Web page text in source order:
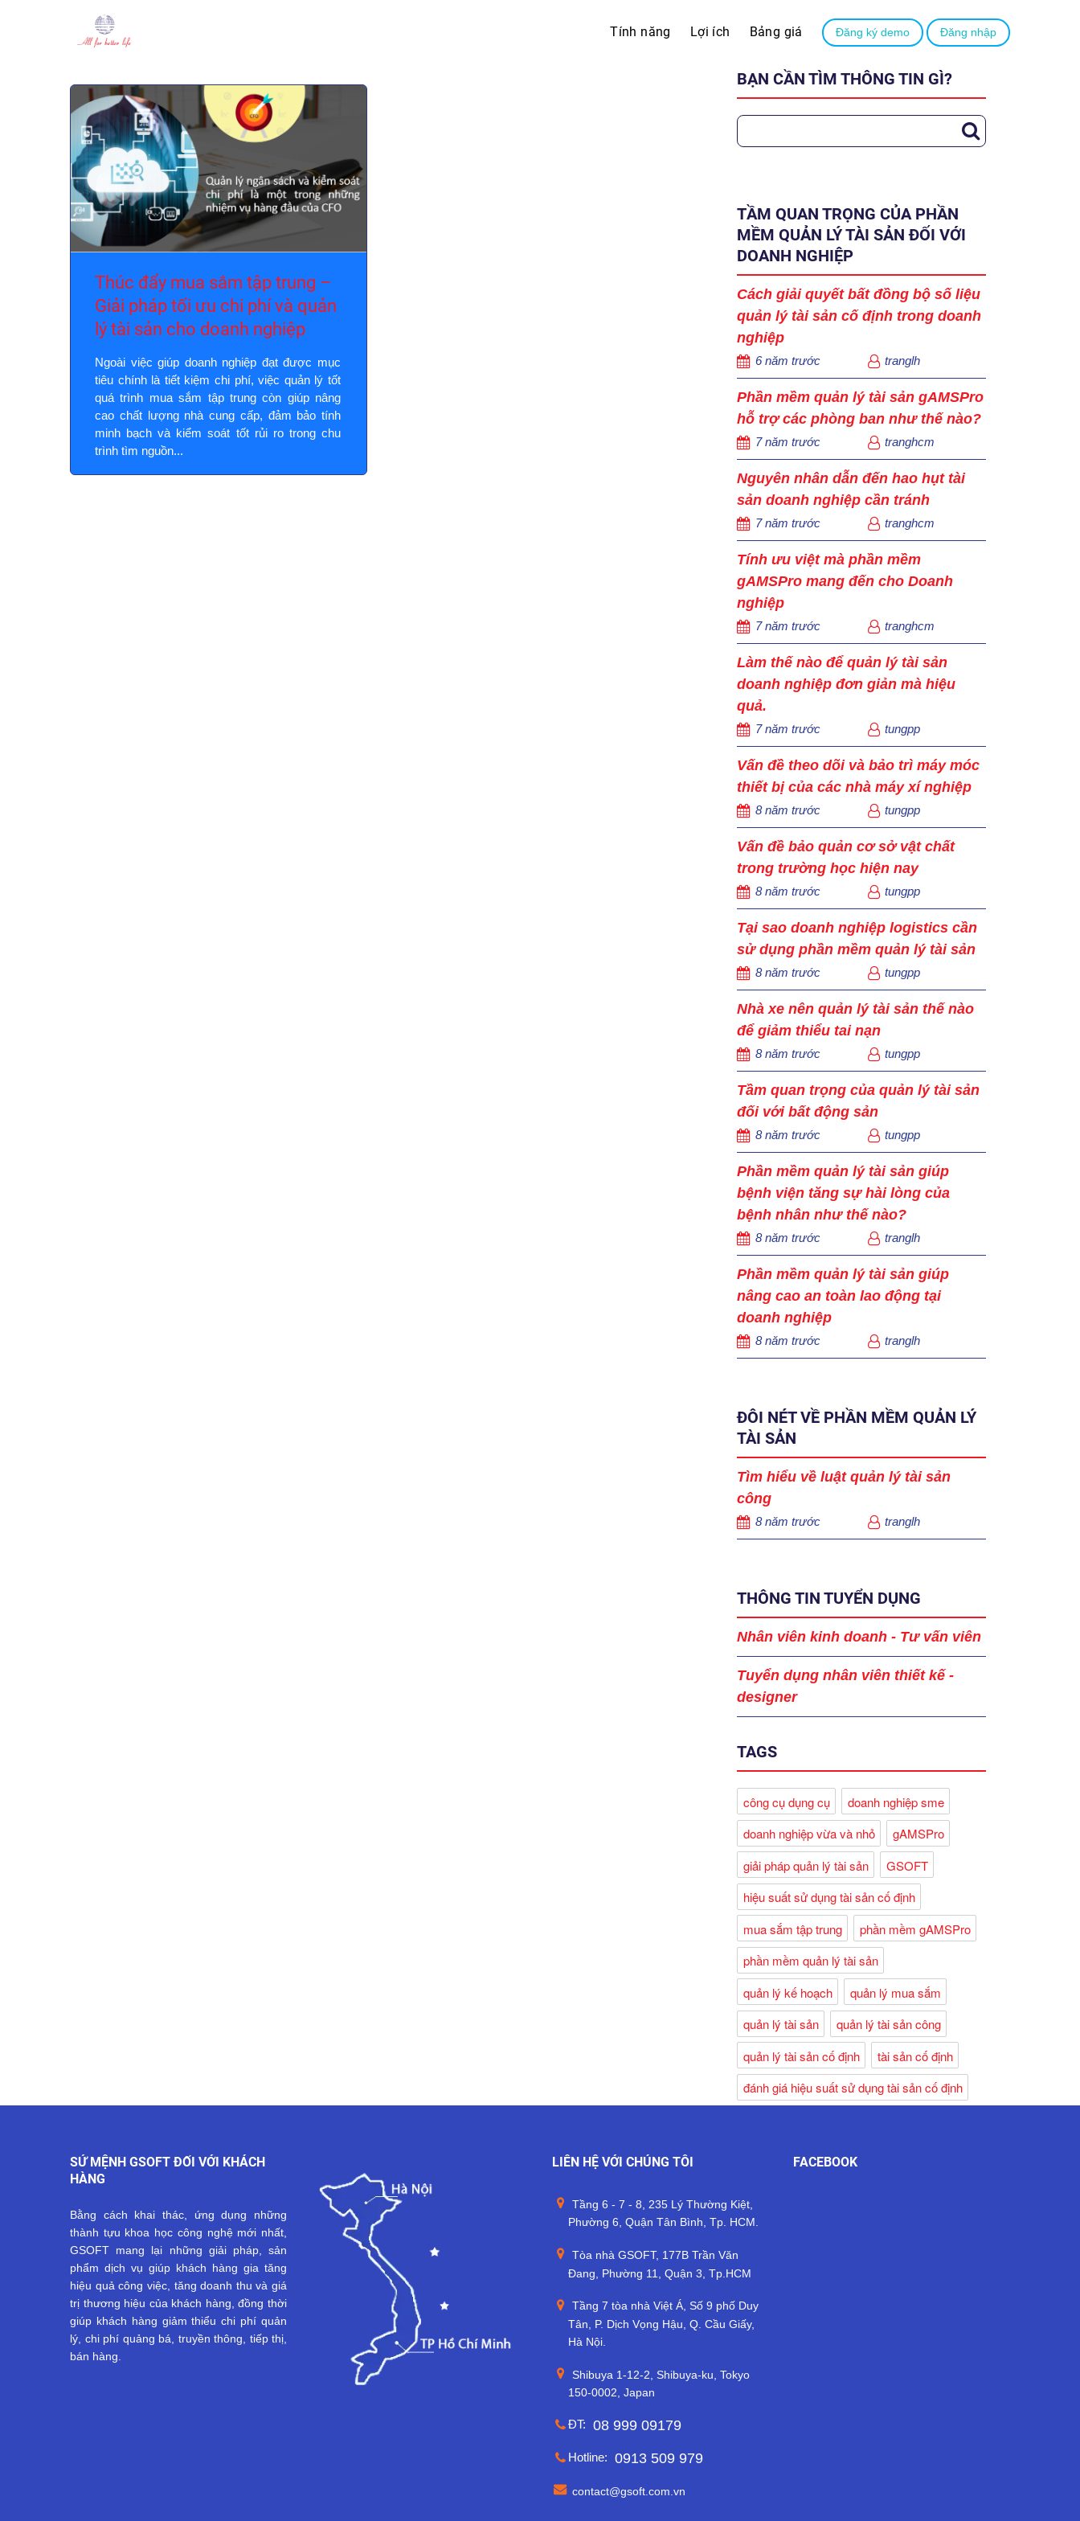
Tính năng Lợi ích Bảng giá Đăng ký demo Đăng nhập
Thúc đẩy mua sắm tập trung –
Giải pháp tối ưu chi phí và quản
lý tài sản cho doanh nghiệp
Ngoài việc giúp doanh nghiệp đạt được mục
tiêu chính là tiết kiệm chi phí, việc quản lý tốt
quá trình mua sắm tập trung còn giúp nâng
cao chất lượng nhà cung cấp, đảm bảo tính
minh bạch và kiểm soát tốt rủi ro trong chu
trình tìm nguồn...
BẠN CẦN TÌM THÔNG TIN GÌ?
TẦM QUAN TRỌNG CỦA PHẦN
MỀM QUẢN LÝ TÀI SẢN ĐỐI VỚI
DOANH NGHIỆP
Cách giải quyết bất đồng bộ số liệu
quản lý tài sản cố định trong doanh
nghiệp
6 năm trước tranglh
Phần mềm quản lý tài sản gAMSPro
hỗ trợ các phòng ban như thế nào?
7 năm trước tranghcm
Nguyên nhân dẫn đến hao hụt tài
sản doanh nghiệp cần tránh
7 năm trước tranghcm
Tính ưu việt mà phần mềm
gAMSPro mang đến cho Doanh
nghiệp
7 năm trước tranghcm
Làm thế nào để quản lý tài sản
doanh nghiệp đơn giản mà hiệu
quả.
7 năm trước tungpp
Vấn đề theo dõi và bảo trì máy móc
thiết bị của các nhà máy xí nghiệp
8 năm trước tungpp
Vấn đề bảo quản cơ sở vật chất
trong trường học hiện nay
8 năm trước tungpp
Tại sao doanh nghiệp logistics cần
sử dụng phần mềm quản lý tài sản
8 năm trước tungpp
Nhà xe nên quản lý tài sản thế nào
để giảm thiểu tai nạn
8 năm trước tungpp
Tầm quan trọng của quản lý tài sản
đối với bất động sản
8 năm trước tungpp
Phần mềm quản lý tài sản giúp
bệnh viện tăng sự hài lòng của
bệnh nhân như thế nào?
8 năm trước tranglh
Phần mềm quản lý tài sản giúp
nâng cao an toàn lao động tại
doanh nghiệp
8 năm trước tranglh
ĐÔI NÉT VỀ PHẦN MỀM QUẢN LÝ
TÀI SẢN
Tìm hiểu về luật quản lý tài sản
công
8 năm trước tranglh
THÔNG TIN TUYỂN DỤNG
Nhân viên kinh doanh - Tư vấn viên
Tuyển dụng nhân viên thiết kế -
designer
TAGS
công cụ dụng cụ
doanh nghiệp sme
doanh nghiệp vừa và nhỏ
gAMSPro
giải pháp quản lý tài sản
GSOFT
hiệu suất sử dụng tài sản cố định
mua sắm tập trung
phần mềm gAMSPro
phần mềm quản lý tài sản
quản lý kế hoạch
quản lý mua sắm
quản lý tài sản
quản lý tài sản công
quản lý tài sản cố định
tài sản cố định
đánh giá hiệu suất sử dụng tài sản cố định
SỨ MỆNH GSOFT ĐỐI VỚI KHÁCH
HÀNG
Bằng cách khai thác, ứng dụng những
thành tựu khoa học công nghệ mới nhất,
GSOFT mang lại những giải pháp, sản
phẩm dịch vụ giúp khách hàng gia tăng
hiệu quả công việc, tăng doanh thu và giá
trị thương hiệu của khách hàng, đồng thời
giúp khách hàng giảm thiểu chi phí quản
lý, chi phí quảng bá, truyền thông, tiếp thị,
bán hàng.
LIÊN HỆ VỚI CHÚNG TÔI
Tầng 6 - 7 - 8, 235 Lý Thường Kiệt,
Phường 6, Quận Tân Bình, Tp. HCM.
Tòa nhà GSOFT, 177B Trần Văn
Đang, Phường 11, Quận 3, Tp.HCM
Tầng 7 tòa nhà Việt Á, Số 9 phố Duy
Tân, P. Dịch Vọng Hậu, Q. Cầu Giấy,
Hà Nội.
Shibuya 1-12-2, Shibuya-ku, Tokyo
150-0002, Japan
ĐT: 08 999 09179
Hotline: 0913 509 979
contact@gsoft.com.vn
FACEBOOK